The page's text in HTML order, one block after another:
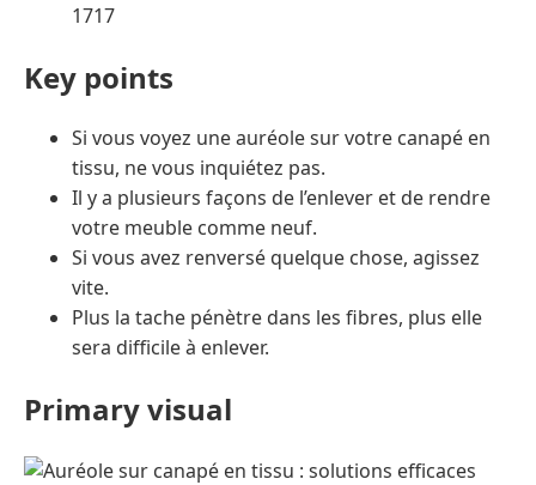
1717
Key points
Si vous voyez une auréole sur votre canapé en
tissu, ne vous inquiétez pas.
Il y a plusieurs façons de l’enlever et de rendre
votre meuble comme neuf.
Si vous avez renversé quelque chose, agissez
vite.
Plus la tache pénètre dans les fibres, plus elle
sera difficile à enlever.
Primary visual